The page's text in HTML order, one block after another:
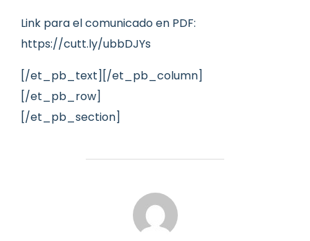
Link para el comunicado en PDF:
https://cutt.ly/ubbDJYs
[/et_pb_text][/et_pb_column]
[/et_pb_row]
[/et_pb_section]
AUTOR DE LA ENTRADA